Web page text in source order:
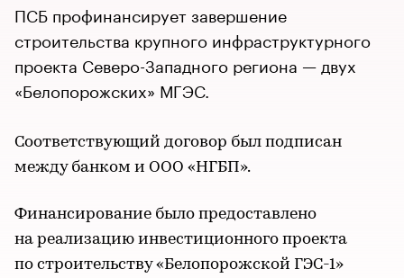
ПСБ профинансирует завершение
строительства крупного инфраструктурного
проекта Северо-Западного региона — двух
«Белопорожских» МГЭС.
Соответствующий договор был подписан
между банком и ООО «НГБП».
Финансирование было предоставлено
на реализацию инвестиционного проекта
по строительству «Белопорожской ГЭС-1»